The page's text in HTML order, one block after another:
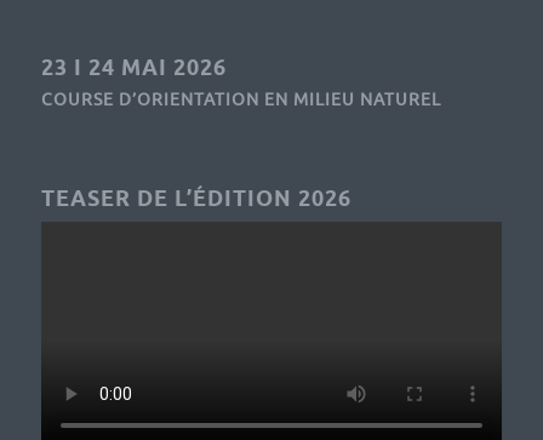
23 I 24 MAI 2026
COURSE D’ORIENTATION EN MILIEU NATUREL
TEASER DE L’ÉDITION 2026